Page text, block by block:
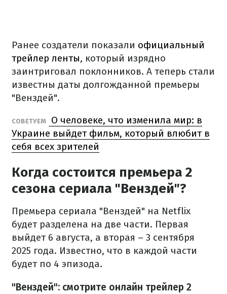
Ранее создатели показали официальный
трейлер ленты, который изрядно
заинтриговал поклонников. А теперь стали
известны даты долгожданной премьеры
"Венздей".
СОВЕТУЕМ
О человеке, что изменила мир: в
Украине выйдет фильм, который влюбит в
себя всех зрителей
Когда состоится премьера 2
сезона сериала "Венздей"?
Премьера сериала "Венздей" на Netflix
будет разделена на две части. Первая
выйдет 6 августа, а вторая – 3 сентября
2025 года. Известно, что в каждой части
будет по 4 эпизода.
"Венздей": смотрите онлайн трейлер 2